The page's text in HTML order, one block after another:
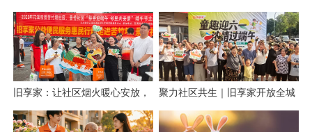
共建“智慧社区+实践育人”新生态 数字化桥梁，打通公益帮扶与社
区需
旧享家：让社区烟火暖心安放，
让邻里温情岁岁相伴
聚力社区共生｜旧享家开放全城
招商，招募合伙人与合作商家